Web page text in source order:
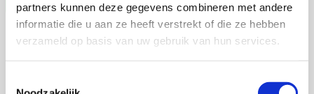
partners kunnen deze gegevens combineren met andere
informatie die u aan ze heeft verstrekt of die ze hebben
verzameld op basis van uw gebruik van hun services.